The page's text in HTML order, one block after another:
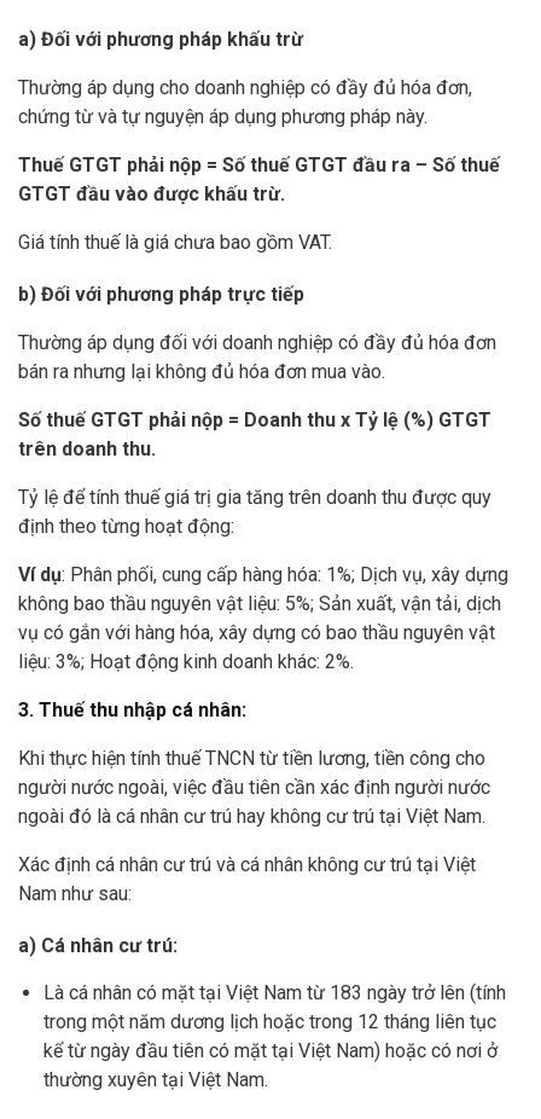
a) Đối với phương pháp khấu trừ
Thường áp dụng cho doanh nghiệp có đầy đủ hóa đơn,
chứng từ và tự nguyện áp dụng phương pháp này.
Thuế GTGT phải nộp = Số thuế GTGT đầu ra – Số thuế
GTGT đầu vào được khấu trừ.
Giá tính thuế là giá chưa bao gồm VAT.
b) Đối với phương pháp trực tiếp
Thường áp dụng đối với doanh nghiệp có đầy đủ hóa đơn
bán ra nhưng lại không đủ hóa đơn mua vào.
Số thuế GTGT phải nộp = Doanh thu x Tỷ lệ (%) GTGT
trên doanh thu.
Tỷ lệ để tính thuế giá trị gia tăng trên doanh thu được quy
định theo từng hoạt động:
Ví dụ: Phân phối, cung cấp hàng hóa: 1%; Dịch vụ, xây dựng
không bao thầu nguyên vật liệu: 5%; Sản xuất, vận tải, dịch
vụ có gắn với hàng hóa, xây dựng có bao thầu nguyên vật
liệu: 3%; Hoạt động kinh doanh khác: 2%.
3. Thuế thu nhập cá nhân:
Khi thực hiện tính thuế TNCN từ tiền lương, tiền công cho
người nước ngoài, việc đầu tiên cần xác định người nước
ngoài đó là cá nhân cư trú hay không cư trú tại Việt Nam.
Xác định cá nhân cư trú và cá nhân không cư trú tại Việt
Nam như sau:
a) Cá nhân cư trú:
Là cá nhân có mặt tại Việt Nam từ 183 ngày trở lên (tính
trong một năm dương lịch hoặc trong 12 tháng liên tục
kể từ ngày đầu tiên có mặt tại Việt Nam) hoặc có nơi ở
thường xuyên tại Việt Nam.